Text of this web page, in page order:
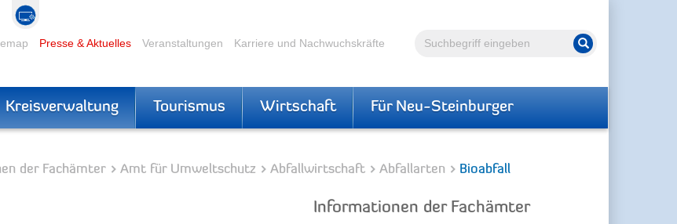
Volltextsuche Suche starten
Presse & Aktuelles Veranstaltungen Karriere und Nachwuchskräfte
Kreisverwaltung Tourismus Wirtschaft Für Neu-Steinburger
der Fachämter Amt für Umweltschutz Abfallwirtschaft Abfallarten Bioabfall
Informationen der Fachämter